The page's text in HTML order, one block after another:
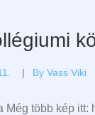
By Vass Viki
Még több kép